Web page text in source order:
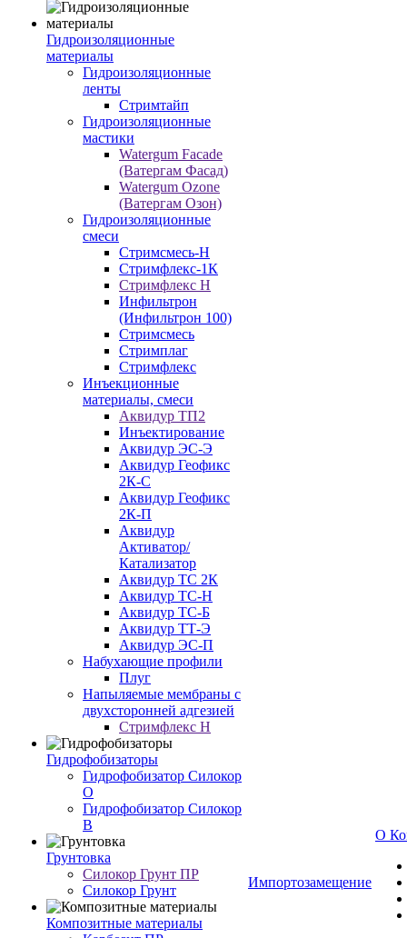
Гидроизоляционные
материалы
Гидроизоляционные
ленты
Стримтайп
Гидроизоляционные
мастики
Watergum Facade
(Ватергам Фасад)
Watergum Ozone
(Ватергам Озон)
Гидроизоляционные
смеси
Стримсмесь-Н
Стримфлекс-1К
Стримфлекс Н
Инфильтрон
(Инфильтрон 100)
Стримсмесь
Стримплаг
Стримфлекс
Инъекционные
материалы, смеси
Аквидур ТП2
Инъектирование
Аквидур ЭС-Э
Аквидур Геофикс
2К-С
Аквидур Геофикс
2К-П
Аквидур
Активатор/
Катализатор
Аквидур ТС 2К
Аквидур ТС-Н
Аквидур ТС-Б
Аквидур ТТ-Э
Аквидур ЭС-П
Набухающие профили
Плуг
Напыляемые мембраны с
двухсторонней адгезией
Стримфлекс Н
Гидрофобизаторы
Гидрофобизатор Силокор
О
Гидрофобизатор Силокор
В
Грунтовка
Силокор Грунт ПР
Силокор Грунт
Композитные материалы
Импортозамещение
О